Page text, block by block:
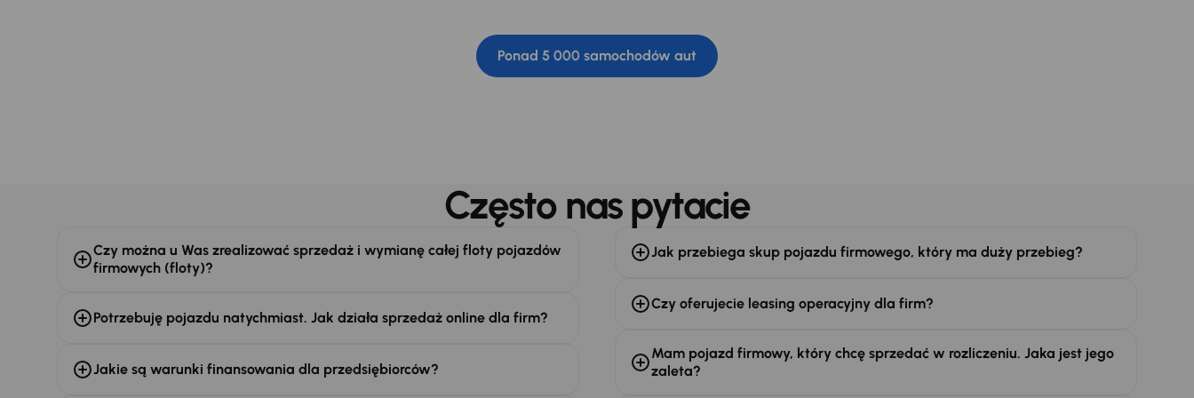
Ponad 5 000 samochodów aut
Często nas pytacie
Czy można u Was zrealizować sprzedaż i wymianę całej floty pojazdów
firmowych (floty)?
Potrzebuję pojazdu natychmiast. Jak działa sprzedaż online dla firm?
Jakie są warunki finansowania dla przedsiębiorców?
Jak przebiega skup pojazdu firmowego, który ma duży przebieg?
Czy oferujecie leasing operacyjny dla firm?
Mam pojazd firmowy, który chcę sprzedać w rozliczeniu. Jaka jest jego
zaleta?